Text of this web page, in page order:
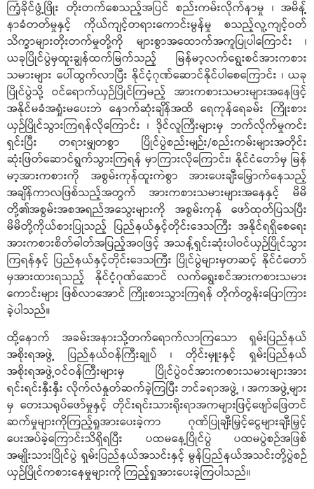
ကြံ့ခိုင်ဖွံ့ဖြိုး တိုးတက်စေသည့်အပြင် စည်းကမ်းလိုက်နာမှု ၊ အမိန့်
နာခံတတ်မှုနှင့် ကိုယ်ကျင့်တရားကောင်းမွန်မှု စသည့်လူ့ကျင့်ဝတ်
သိက္ခာများတိုးတက်မှုတို့ကို များစွာအထောက်အကူပြုပါကြောင်း ၊
ယခုပြိုင်ပွဲမှထူးချွန်ထက်မြက်သည့် မြန်မာ့လက်ရွေးစင်အားကစား
သမားများ ပေါ်ထွက်လာပြီး နိုင်ငံ့ဂုဏ်ဆောင်နိုင်ပါစေကြောင်း ၊ ယခု
ပြိုင်ပွဲသို့ ဝင်ရောက်ယှဉ်ပြိုင်ကြမည့် အားကစားသမားများအနေဖြင့်
အနိုင်မခံအရှုံးမပေးဘဲ နောက်ဆုံးချိန်အထိ ရေကုန်ရေခမ်း ကြိုးစား
ယှဉ်ပြိုင်သွားကြရန်လိုကြောင်း ၊ ဒိုင်လူကြီးများမှ ဘက်လိုက်မှုကင်း
ရှင်းပြီး တရားမျှတစွာ ပြိုင်ပွဲစည်းမျဉ်း/စည်းကမ်းများအတိုင်း
ဆုံးဖြတ်ဆောင်ရွက်သွားကြရန် မှာကြားလိုကြောင်း၊ နိုင်ငံတော်မှ မြန်
မာ့အားကစားကို အစွမ်းကုန်ထူးကဲစွာ အားပေးချီးမြှောက်နေသည့်
အချိန်ကာလဖြစ်သည့်အတွက် အားကစားသမားများအနေနှင့် မိမိ
တို့၏အစွမ်းအစအရည်အသွေးများကို အစွမ်းကုန် ဖော်ထုတ်ပြသပြီး
မိမိတို့ကိုယ်စားပြုသည့် ပြည်နယ်နှင့်တိုင်းဒေသကြီး အနိုင်ရရှိစေရေး
အားကစားစိတ်ဓါတ်အပြည့်အဝဖြင့် အသန့်ရှင်းဆုံးပါဝင်ယှဉ်ပြိုင်သွား
ကြရန်နှင့် ပြည်နယ်နှင့်တိုင်းဒေသကြီး ပြိုင်ပွဲများမှတဆင့် နိုင်ငံတော်
မှအားထားရသည့် နိုင်ငံ့ဂုဏ်ဆောင် လက်ရွေးစင်အားကစားသမား
ကောင်းများ ဖြစ်လာအောင် ကြိုးစားသွားကြရန် တိုက်တွန်းပြောကြား
ခဲ့ပါသည်။
ထို့နောက် အခမ်းအနားသို့တက်ရောက်လာကြသော ရှမ်းပြည်နယ်
အစိုးရအဖွဲ့ ပြည်နယ်ဝန်ကြီးချုပ် ၊ တိုင်းမှူးနှင့် ရှမ်းပြည်နယ်
အစိုးရအဖွဲ့ဝင်ဝန်ကြီးများမှ ပြိုင်ပွဲဝင်အားကစားသမားများအား
ရင်းရင်းနှီးနှီး လိုက်လံနှုတ်ဆက်ခဲ့ကြပြီး ဘင်ခရာအဖွဲ့ ၊ အကအဖွဲ့များ
မှ တေးသရုပ်ဖော်မှုနှင့် တိုင်းရင်းသားရိုးရာအကများဖြင့်ဖျော်ဖြေတင်
ဆက်မှုများကိုကြည့်ရှုအားပေးခဲ့ကာ ဂုဏ်ပြုချီးမြှင့်ငွေများချီးမြှင့်
ပေးအပ်ခဲ့ကြောင်းသိရှိရပြီး ပထမနေ့ပြိုင်ပွဲ ပထမပွဲစဉ်အဖြစ်
အမျိုးသားပြိုင်ပွဲ ရှမ်းပြည်နယ်အသင်းနှင့် မွန်ပြည်နယ်အသင်းတို့ပွဲစဉ်
ယှဉ်ပြိုင်ကစားနေမှုများကို ကြည့်ရှုအားပေးခဲ့ကြပါသည်။